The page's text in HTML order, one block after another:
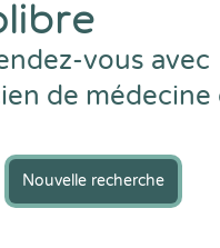
vous avec
de médecine
Nouvelle recherche